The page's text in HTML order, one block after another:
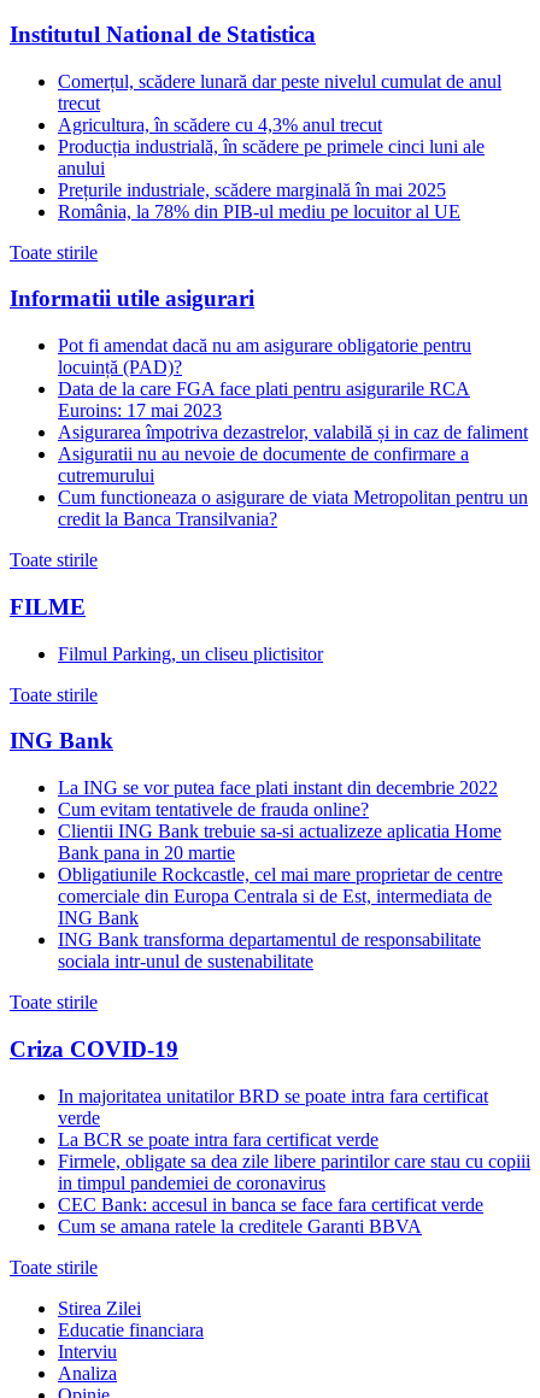
Institutul National de Statistica
Comerțul, scădere lunară dar peste nivelul cumulat de anul
trecut
Agricultura, în scădere cu 4,3% anul trecut
Producția industrială, în scădere pe primele cinci luni ale
anului
Prețurile industriale, scădere marginală în mai 2025
România, la 78% din PIB-ul mediu pe locuitor al UE
Toate stirile
Informatii utile asigurari
Pot fi amendat dacă nu am asigurare obligatorie pentru
locuință (PAD)?
Data de la care FGA face plati pentru asigurarile RCA
Euroins: 17 mai 2023
Asigurarea împotriva dezastrelor, valabilă și in caz de faliment
Asiguratii nu au nevoie de documente de confirmare a
cutremurului
Cum functioneaza o asigurare de viata Metropolitan pentru un
credit la Banca Transilvania?
Toate stirile
FILME
Filmul Parking, un cliseu plictisitor
Toate stirile
ING Bank
La ING se vor putea face plati instant din decembrie 2022
Cum evitam tentativele de frauda online?
Clientii ING Bank trebuie sa-si actualizeze aplicatia Home
Bank pana in 20 martie
Obligatiunile Rockcastle, cel mai mare proprietar de centre
comerciale din Europa Centrala si de Est, intermediata de
ING Bank
ING Bank transforma departamentul de responsabilitate
sociala intr-unul de sustenabilitate
Toate stirile
Criza COVID-19
In majoritatea unitatilor BRD se poate intra fara certificat
verde
La BCR se poate intra fara certificat verde
Firmele, obligate sa dea zile libere parintilor care stau cu copiii
in timpul pandemiei de coronavirus
CEC Bank: accesul in banca se face fara certificat verde
Cum se amana ratele la creditele Garanti BBVA
Toate stirile
Stirea Zilei
Educatie financiara
Interviu
Analiza